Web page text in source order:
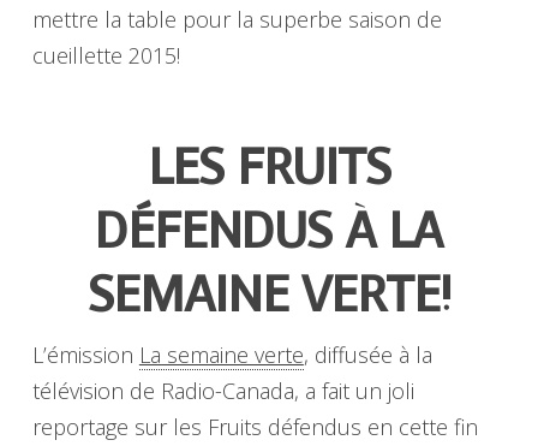
mettre la table pour la superbe saison de
cueillette 2015!
LES FRUITS
DÉFENDUS À LA
SEMAINE VERTE!
L’émission La semaine verte, diffusée à la
télévision de Radio-Canada, a fait un joli
reportage sur les Fruits défendus en cette fin